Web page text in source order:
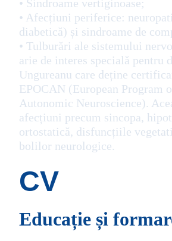
• Sindroame vertiginoase;
• Afecțiuni periferice:
diabetică) și sindroame de
• Tulburări ale sistemului
arie de interes specială pentru
Ungureanu care deține
EPOCAN (European Program
Autonomic Neuroscience).
afecțiuni precum sincopa,
ortostatică, disfuncțiile
bolilor neurologice.
CV
Educație și